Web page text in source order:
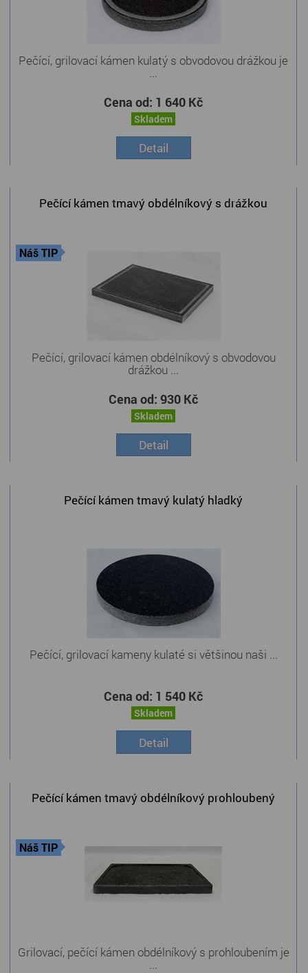
Pečící, grilovací kámen kulatý s obvodovou drážkou je
Cena od: 1 640 Kč
Skladem
Detail
Pečící kámen tmavý obdélníkový s drážkou
Náš TIP
Pečící, grilovací kámen obdélníkový s obvodovou
drážkou ...
Cena od: 930 Kč
Skladem
Detail
Pečící kámen tmavý kulatý hladký
Pečící, grilovací kameny kulaté si většinou naši ...
Cena od: 1 540 Kč
Skladem
Detail
Pečící kámen tmavý obdélníkový prohloubený
Náš TIP
Grilovací, pečící kámen obdélníkový s prohloubením je
...